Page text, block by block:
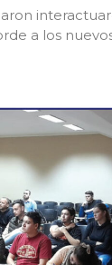
a los